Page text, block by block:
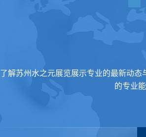
了解苏州水之元展览展示专业的最新动
的专业